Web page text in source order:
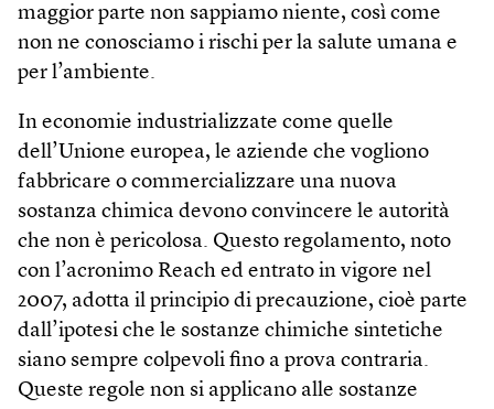
maggior parte non sappiamo niente, così come
non ne conosciamo i rischi per la salute umana e
per l’ambiente.
In economie industrializzate come quelle
dell’Unione europea, le aziende che vogliono
fabbricare o commercializzare una nuova
sostanza chimica devono convincere le autorità
che non è pericolosa. Questo regolamento, noto
con l’acronimo Reach ed entrato in vigore nel
2007, adotta il principio di precauzione, cioè parte
dall’ipotesi che le sostanze chimiche sintetiche
siano sempre colpevoli fino a prova contraria.
Queste regole non si applicano alle sostanze